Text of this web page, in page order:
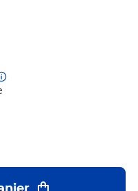
lignes comme autant de
légèrement teinté,
et mat pour une écriture
de gestion
carte lustrée est issue de
rigide, résistante et
Les piqûres et registres